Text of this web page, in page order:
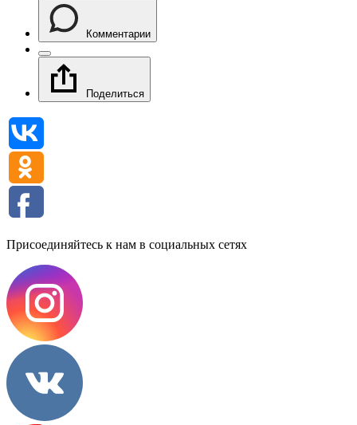
Комментарии
Поделиться
Присоединяйтесь к нам в социальных сетях